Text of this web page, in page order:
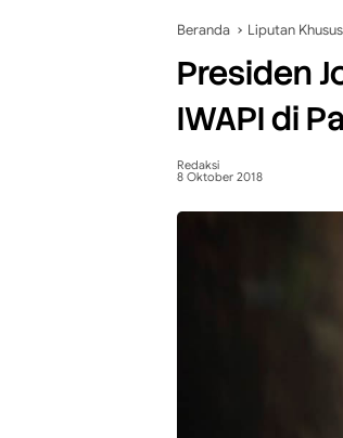
Beranda Liputan Khusus
Presiden
IWAPI di
Redaksi
8 Oktober 2018